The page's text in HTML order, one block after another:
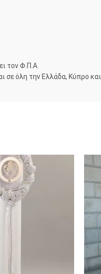
τον Φ.Π.Α.
σε όλη την Ελλάδα, Κύπρο